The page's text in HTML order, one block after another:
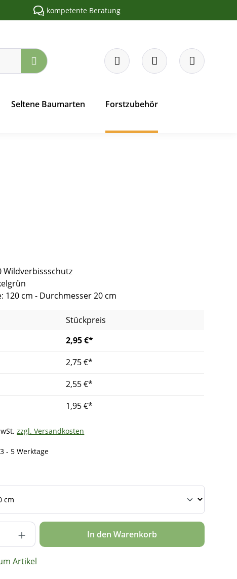
kompetente Beratung
Seltene Baumarten Forstzubehör
Wildverbissschutz
120 cm - Durchmesser 20 cm
Stückpreis
2,95 €*
2,75 €*
2,55 €*
1,95 €*
zzgl. Versandkosten
- 5 Werktage
Gib den gewünschten Wert ein
In den Warenkorb
Artikel